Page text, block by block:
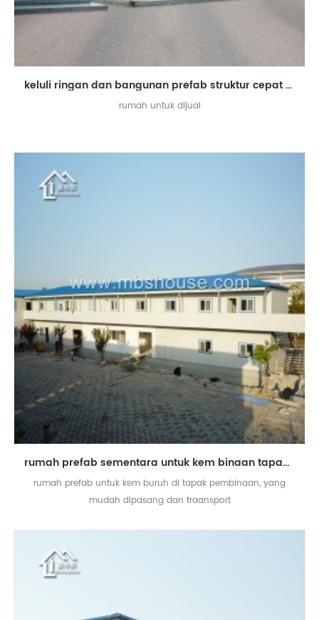
keluli ringan dan bangunan prefab struktur cepat untuk dijual
rumah untuk dijual
rumah prefab sementara untuk kem binaan tapak pembinaan
rumah prefab untuk kem buruh di tapak pembinaan, yang
mudah dipasang dan traansport